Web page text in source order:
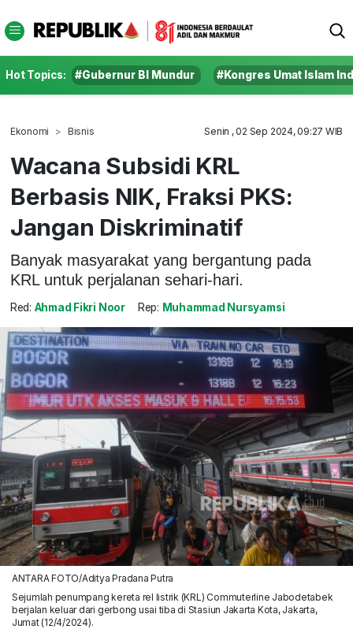
Hot Topics: #Gubernur BI Mundur #Kongres Umat Islam
Ekonomi Bisnis Senin , 02 Sep 2024, 09:27 WIB
Wacana Subsidi KRL
Berbasis NIK, Fraksi PKS:
Jangan Diskriminatif
Banyak masyarakat yang bergantung pada
KRL untuk perjalanan sehari-hari.
Red: Ahmad Fikri Noor Rep: Muhammad Nursyamsi
ANTARA FOTO/Aditya Pradana Putra
Sejumlah penumpang kereta rel listrik (KRL) Commuterline Jabodetabek
berjalan keluar dari gerbong usai tiba di Stasiun Jakarta Kota, Jakarta,
Jumat (12/4/2024).